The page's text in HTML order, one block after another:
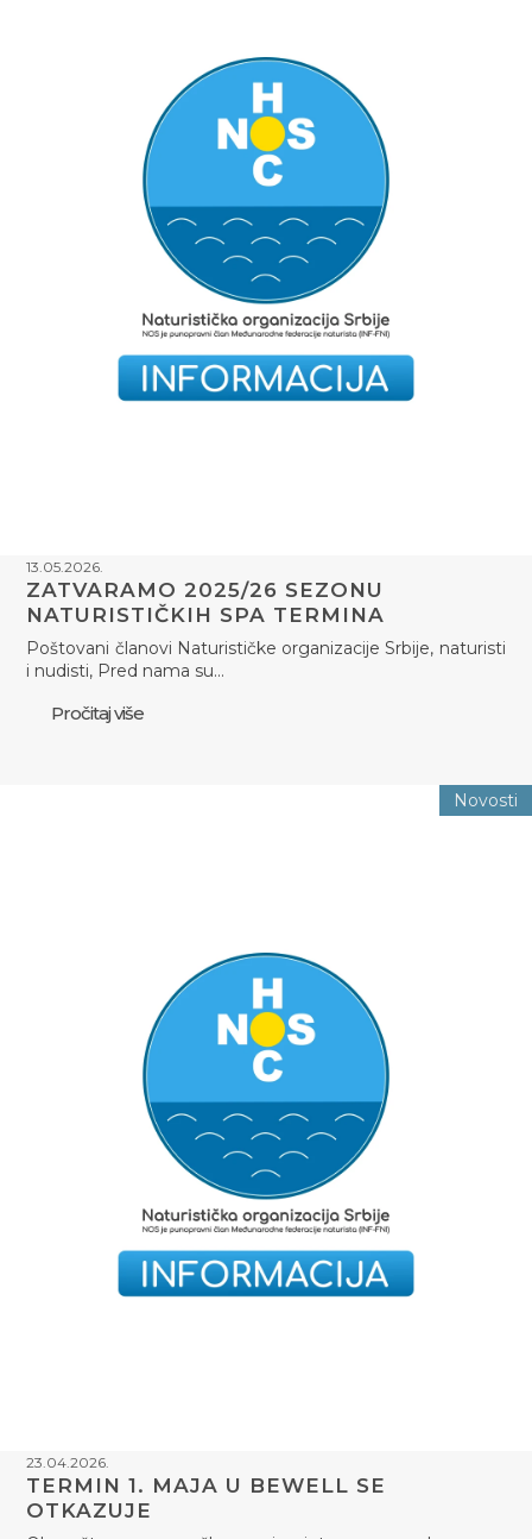
13.05.2026.
ZATVARAMO 2025/26 SEZONU
NATURISTIČKIH SPA TERMINA
Poštovani članovi Naturističke organizacije Srbije, naturisti
i nudisti, Pred nama su…
Pročitaj više
Novosti
23.04.2026.
TERMIN 1. MAJA U BEWELL SE
OTKAZUJE